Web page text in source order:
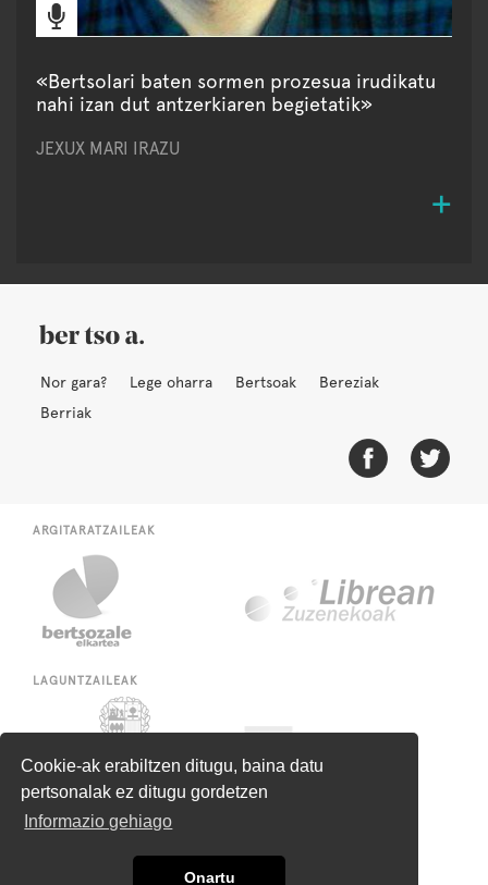
Cookie-ak erabiltzen ditugu, baina datu
pertsonalak ez ditugu gordetzen
Informazio gehiago
Onartu
«Bertsolari baten sormen prozesua irudikatu
nahi izan dut antzerkiaren begietatik»
JEXUX MARI IRAZU
Nor gara? Lege oharra Bertsoak
Bereziak
Berriak
ARGITARATZAILEAK
LAGUNTZAILEAK